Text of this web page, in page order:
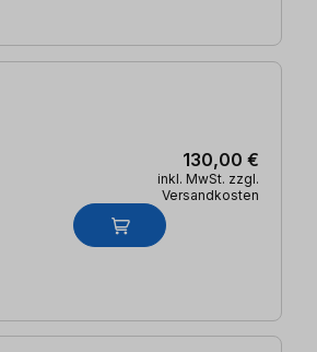
130,00 €
inkl. MwSt. zzgl.
Versandkosten